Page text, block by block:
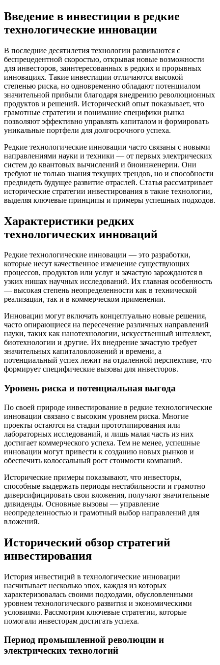
Введение в инвестиции в редкие
технологические инновации
В последние десятилетия технологии развиваются с
беспрецедентной скоростью, открывая новые возможности
для инвесторов, заинтересованных в редких и прорывных
инновациях. Такие инвестиции отличаются высокой
степенью риска, но одновременно обладают потенциалом
значительной прибыли благодаря внедрению революционных
продуктов и решений. Исторический опыт показывает, что
грамотные стратегии и понимание специфики рынка
позволяют эффективно управлять капиталом и формировать
уникальные портфели для долгосрочного успеха.
Редкие технологические инновации часто связаны с новыми
направлениями науки и техники — от первых электрических
систем до квантовых вычислений и биоинженерии. Они
требуют не только знания текущих трендов, но и способности
предвидеть будущее развитие отраслей. Статья рассматривает
исторические стратегии инвестирования в такие технологии,
выделяя ключевые принципы и примеры успешных подходов.
Характеристики редких
технологических инноваций
Редкие технологические инновации — это разработки,
которые несут качественное изменение существующих
процессов, продуктов или услуг и зачастую зарождаются в
узких нишах научных исследований. Их главная особенность
— высокая степень неопределенности как в технической
реализации, так и в коммерческом применении.
Инновации могут включать концептуально новые решения,
часто опирающиеся на пересечение различных направлений
науки, таких как нанотехнологии, искусственный интеллект,
биотехнологии и другие. Их внедрение зачастую требует
значительных капиталовложений и времени, а
потенциальный успех лежит на отдаленной перспективе, что
формирует специфические вызовы для инвесторов.
Уровень риска и потенциальная выгода
По своей природе инвестирование в редкие технологические
инновации связано с высоким уровнем риска. Многие
проекты остаются на стадии прототипирования или
лабораторных исследований, и лишь малая часть из них
достигает коммерческого успеха. Тем не менее, успешные
инновации могут привести к созданию новых рынков и
обеспечить колоссальный рост стоимости компаний.
Исторические примеры показывают, что инвесторы,
способные выдержать периоды нестабильности и грамотно
диверсифицировать свои вложения, получают значительные
дивиденды. Основные вызовы — управление
неопределенностью и грамотный выбор направлений для
вложений.
Исторический обзор стратегий
инвестирования
История инвестиций в технологические инновации
насчитывает несколько эпох, каждая из которых
характеризовалась своими подходами, обусловленными
уровнем технологического развития и экономическими
условиями. Рассмотрим ключевые стратегии, которые
помогали инвесторам достигать успеха.
Период промышленной революции и
электрических технологий